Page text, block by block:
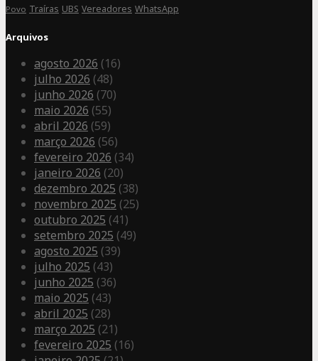
Povo Traíras UBS Vereadores WhatsApp
Arquivos
agosto 2026 (16)
julho 2026 (48)
junho 2026 (70)
maio 2026 (55)
abril 2026 (59)
março 2026 (56)
fevereiro 2026 (34)
janeiro 2026 (20)
dezembro 2025 (38)
novembro 2025 (25)
outubro 2025 (41)
setembro 2025 (49)
agosto 2025 (39)
julho 2025 (43)
junho 2025 (36)
maio 2025 (43)
abril 2025 (28)
março 2025 (21)
fevereiro 2025 (16)